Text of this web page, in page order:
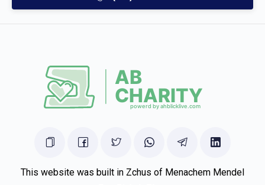
Joel Grunbaumיהודא ארי` גרינבוים
חסד, עדיו לגאון ולתפארת הבה"ח יודל ני"ו
Totty&mommy
זכות שיך לחתן
This website was built in Zchus of Menachem Mendel